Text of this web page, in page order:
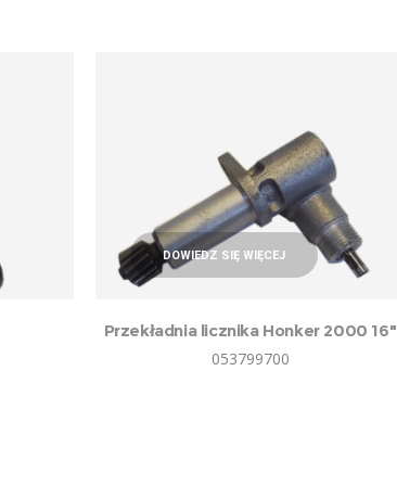
DOWIEDZ SIĘ WIĘCEJ
Przekładnia licznika Honker 2000 16″
053799700